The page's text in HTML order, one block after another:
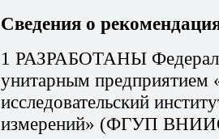
Сведения о
1 РАЗРАБОТАНЫ
унитарным предприятием
исследовательский
измерений» (ФГУП